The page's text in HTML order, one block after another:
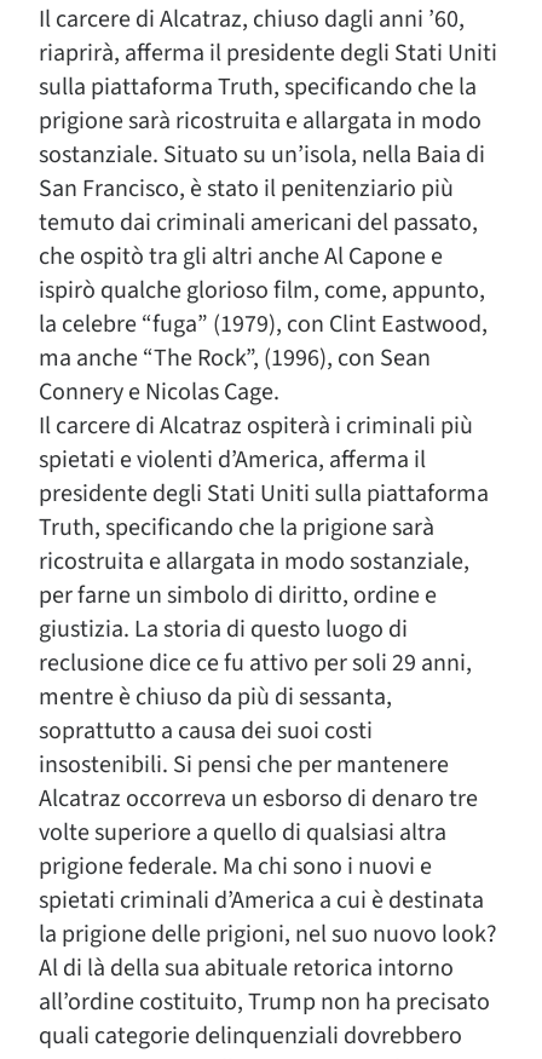
Il carcere di Alcatraz, chiuso dagli anni ’60,
riaprirà, afferma il presidente degli Stati Uniti
sulla piattaforma Truth, specificando che la
prigione sarà ricostruita e allargata in modo
sostanziale. Situato su un’isola, nella Baia di
San Francisco, è stato il penitenziario più
temuto dai criminali americani del passato,
che ospitò tra gli altri anche Al Capone e
ispirò qualche glorioso film, come, appunto,
la celebre “fuga” (1979), con Clint Eastwood,
ma anche “The Rock”, (1996), con Sean
Connery e Nicolas Cage.
Il carcere di Alcatraz ospiterà i criminali più
spietati e violenti d’America, afferma il
presidente degli Stati Uniti sulla piattaforma
Truth, specificando che la prigione sarà
ricostruita e allargata in modo sostanziale,
per farne un simbolo di diritto, ordine e
giustizia. La storia di questo luogo di
reclusione dice ce fu attivo per soli 29 anni,
mentre è chiuso da più di sessanta,
soprattutto a causa dei suoi costi
insostenibili. Si pensi che per mantenere
Alcatraz occorreva un esborso di denaro tre
volte superiore a quello di qualsiasi altra
prigione federale. Ma chi sono i nuovi e
spietati criminali d’America a cui è destinata
la prigione delle prigioni, nel suo nuovo look?
Al di là della sua abituale retorica intorno
all’ordine costituito, Trump non ha precisato
quali categorie delinquenziali dovrebbero